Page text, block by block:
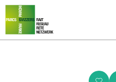
Navigating
the
Swiss
parks
Quick
navigation
To the main content
To the mobile navigation
To search
To the footer
To the sitemap